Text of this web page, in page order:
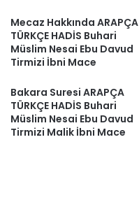
Mecaz Hakkında ARAPÇA
TÜRKÇE HADİS Buhari
Müslim Nesai Ebu Davud
Tirmizi İbni Mace
Bakara Suresi ARAPÇA
TÜRKÇE HADİS Buhari
Müslim Nesai Ebu Davud
Tirmizi Malik İbni Mace